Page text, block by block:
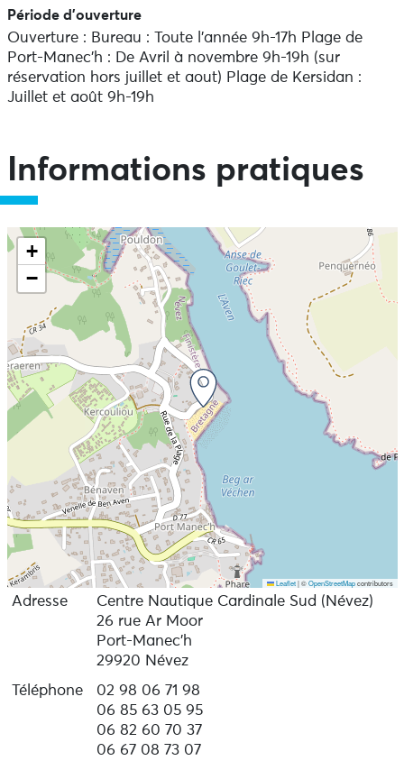
Période d'ouverture
Ouverture : Bureau : Toute l'année 9h-17h Plage de
Port-Manec'h : De Avril à novembre 9h-19h (sur
réservation hors juillet et aout) Plage de Kersidan :
Juillet et août 9h-19h
Informations pratiques
+
−
Leaflet |©OpenStreetMapcontributors
Adresse
Centre Nautique Cardinale Sud (Névez)
26 rue Ar Moor
Port-Manec'h
29920 Névez
Téléphone
02 98 06 71 98
06 85 63 05 95
06 82 60 70 37
06 67 08 73 07